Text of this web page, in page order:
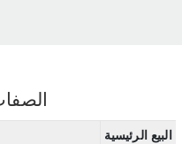
البيع الرئيسية